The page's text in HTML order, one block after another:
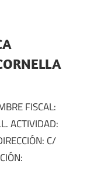
FISCAL:
ACTIVIDAD:
C/